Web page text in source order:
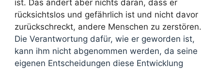
ist. Das ändert aber nichts daran, dass er
rücksichtslos und gefährlich ist und nicht davor
zurückschreckt, andere Menschen zu zerstören.
Die Verantwortung dafür, wie er geworden ist,
kann ihm nicht abgenommen werden, da seine
eigenen Entscheidungen diese Entwicklung